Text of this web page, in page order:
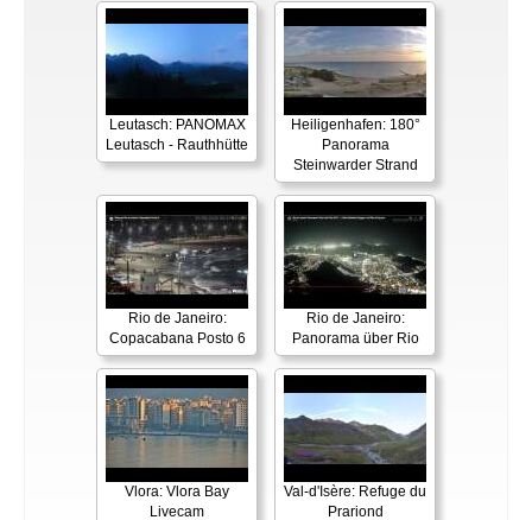
Leutasch: PANOMAX
Leutasch - Rauthhütte
Heiligenhafen: 180°
Panorama
Steinwarder Strand
Rio de Janeiro:
Copacabana Posto 6
Rio de Janeiro:
Panorama über Rio
Vlora: Vlora Bay
Livecam
Val-d'Isère: Refuge du
Prariond